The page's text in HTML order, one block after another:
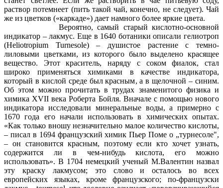
раствор потемнеет (пить такой чай, конечно, не следует). Чай
же из цветков («каркаде») дает намного более яркие цвета.
Вероятно, самый старый кислотно-основной
индикатор – лакмус. Еще в 1640 ботаники описали гелиотроп
(Heliotropium Turnesole) – душистое растение с темно-
лиловыми цветками, из которого было выделено красящее
вещество. Этот краситель, наряду с соком фиалок, стал
широко применяться химиками в качестве индикатора,
который в кислой среде был красным, а в щелочной – синим.
Об этом можно прочитать в трудах знаменитого физика и
химика XVII века Роберта Бойля. Вначале с помощью нового
индикатора исследовали минеральные воды, а примерно с
1670 года его начали использовать в химических опытах.
«Как только вношу незначительно малое количество кислоты,
– писал в 1694 французский химик Пьер Поме о „турнесоле",
– он становится красным, поэтому если кто хочет узнать,
содержится ли в чем-нибудь кислота, его можно
использовать». В 1704 немецкий ученый М.Валентин назвал
эту краску лакмусом; это слово и осталось во всех
европейских языках, кроме французского; по-французски